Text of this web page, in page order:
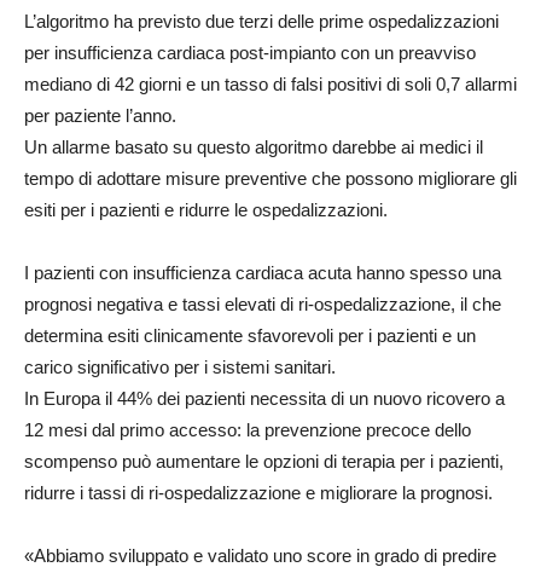
L’algoritmo ha previsto due terzi delle prime ospedalizzazioni
per insufficienza cardiaca post-impianto con un preavviso
mediano di 42 giorni e un tasso di falsi positivi di soli 0,7 allarmi
per paziente l’anno.
Un allarme basato su questo algoritmo darebbe ai medici il
tempo di adottare misure preventive che possono migliorare gli
esiti per i pazienti e ridurre le ospedalizzazioni.
I pazienti con insufficienza cardiaca acuta hanno spesso una
prognosi negativa e tassi elevati di ri-ospedalizzazione, il che
determina esiti clinicamente sfavorevoli per i pazienti e un
carico significativo per i sistemi sanitari.
In Europa il 44% dei pazienti necessita di un nuovo ricovero a
12 mesi dal primo accesso: la prevenzione precoce dello
scompenso può aumentare le opzioni di terapia per i pazienti,
ridurre i tassi di ri-ospedalizzazione e migliorare la prognosi.
«Abbiamo sviluppato e validato uno score in grado di predire